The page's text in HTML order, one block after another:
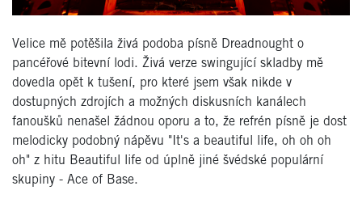
Velice mě potěšila živá podoba písně Dreadnought o
pancéřové bitevní lodi. Živá verze swingující skladby mě
dovedla opět k tušení, pro které jsem však nikde v
dostupných zdrojích a možných diskusních kanálech
fanoušků nenašel žádnou oporu a to, že refrén písně je dost
melodicky podobný nápěvu "It's a beautiful life, oh oh oh
oh" z hitu Beautiful life od úplně jiné švédské populární
skupiny - Ace of Base.